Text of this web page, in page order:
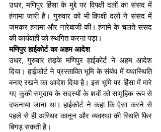
उधर, मणिपुर हिंसा के मुद्दे पर विपक्षी दलों का संसद में
हंगामा जारी है। गुरुवार को भी विपक्षी दलों ने संसद में
जमकर हंगामा और नारेबाजी की। हंगामे के चलते संसद
की कार्यवाही को स्थगित करना पड़ा।
मणिपुर हाईकोर्ट का अहम आदेश
उधर, गुरुवार तड़के मणिपुर हाईकोर्ट ने अहम आदेश
दिया। हाईकोर्ट ने प्रस्तावित भूमि के संबंध में यथास्थिति
बनाए रखने का आदेश दिया है। इस भूमि पर हिंसा में मारे
गए कुकी समुदाय के सदस्यों के शवों को सामूहिक रूप से
दफनाया जाना था। हाईकोर्ट ने कहा कि ऐसा करने से
पहले से ही अस्थिर कानून और व्यवस्था की स्थिति फिर
बिगड़ सकती है।